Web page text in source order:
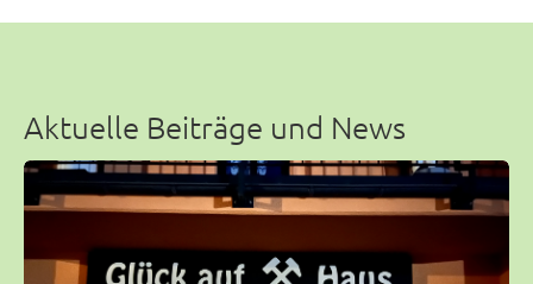
Aktuelle Beiträge und News